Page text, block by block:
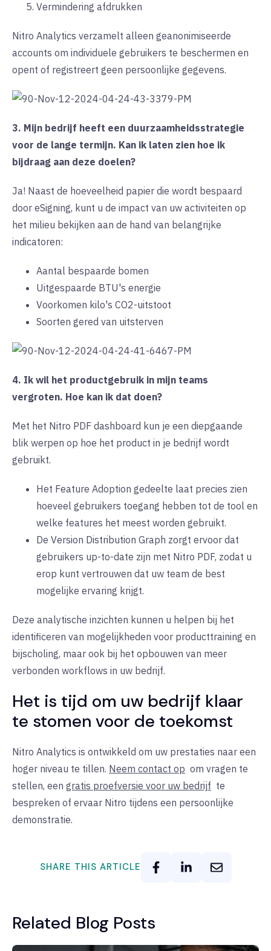
Vermindering afdrukken
Nitro Analytics verzamelt alleen geanonimiseerde
accounts om individuele gebruikers te beschermen en
opent of registreert geen persoonlijke gegevens.
3. Mijn bedrijf heeft een duurzaamheidsstrategie
voor de lange termijn. Kan ik laten zien hoe ik
bijdraag aan deze doelen?
Ja! Naast de hoeveelheid papier die wordt bespaard
door eSigning, kunt u de impact van uw activiteiten op
het milieu bekijken aan de hand van belangrijke
indicatoren:
Aantal bespaarde bomen
Uitgespaarde BTU's energie
Voorkomen kilo's CO2-uitstoot
Soorten gered van uitsterven
4. Ik wil het productgebruik in mijn teams
vergroten. Hoe kan ik dat doen?
Met het Nitro PDF dashboard kun je een diepgaande
blik werpen op hoe het product in je bedrijf wordt
gebruikt.
Het Feature Adoption gedeelte laat precies zien
hoeveel gebruikers toegang hebben tot de tool en
welke features het meest worden gebruikt.
De Version Distribution Graph zorgt ervoor dat
gebruikers up-to-date zijn met Nitro PDF, zodat u
erop kunt vertrouwen dat uw team de best
mogelijke ervaring krijgt.
Deze analytische inzichten kunnen u helpen bij het
identificeren van mogelijkheden voor producttraining en
bijscholing, maar ook bij het opbouwen van meer
verbonden workflows in uw bedrijf.
Het is tijd om uw bedrijf klaar
te stomen voor de toekomst
Nitro Analytics is ontwikkeld om uw prestaties naar een
hoger niveau te tillen. Neem contact op om vragen te
stellen, een gratis proefversie voor uw bedrijf te
bespreken of ervaar Nitro tijdens een persoonlijke
demonstratie.
SHARE THIS ARTICLE
Related Blog Posts